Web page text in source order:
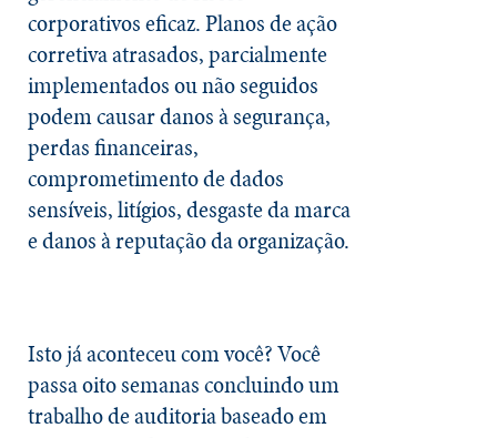
corporativos eficaz. Planos de ação
corretiva atrasados, parcialmente
implementados ou não seguidos
podem causar danos à segurança,
perdas financeiras,
comprometimento de dados
sensíveis, litígios, desgaste da marca
e danos à reputação da organização.
Isto já aconteceu com você? Você
passa oito semanas concluindo um
trabalho de auditoria baseado em